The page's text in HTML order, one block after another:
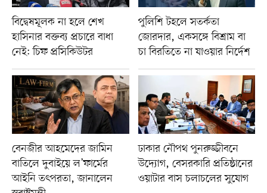
বিদ্বেষমূলক না হলে শেখ
হাসিনার বক্তব্য প্রচারে বাধা
নেই: চিফ প্রসিকিউটর
পুলিশি টহলে সতর্কতা
জোরদার, একসঙ্গে বিশ্রাম বা
চা বিরতিতে না যাওয়ার নির্দেশ
বেনজীর আহমেদের জামিন
বাতিলে দুবাইয়ে ল’ফার্মের
আইনি তৎপরতা, জানালেন
ঢাকার নৌপথ পুনরুজ্জীবনে
উদ্যোগ, বেসরকারি প্রতিষ্ঠানের
ওয়াটার বাস চলাচলের সুযোগ